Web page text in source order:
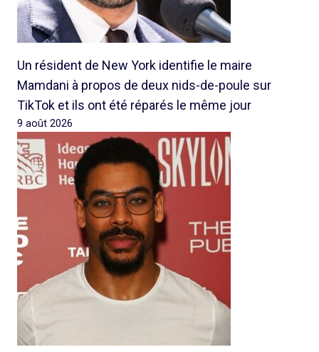
Un résident de New York identifie le maire
Mamdani à propos de deux nids-de-poule sur
TikTok et ils ont été réparés le même jour
9 août 2026